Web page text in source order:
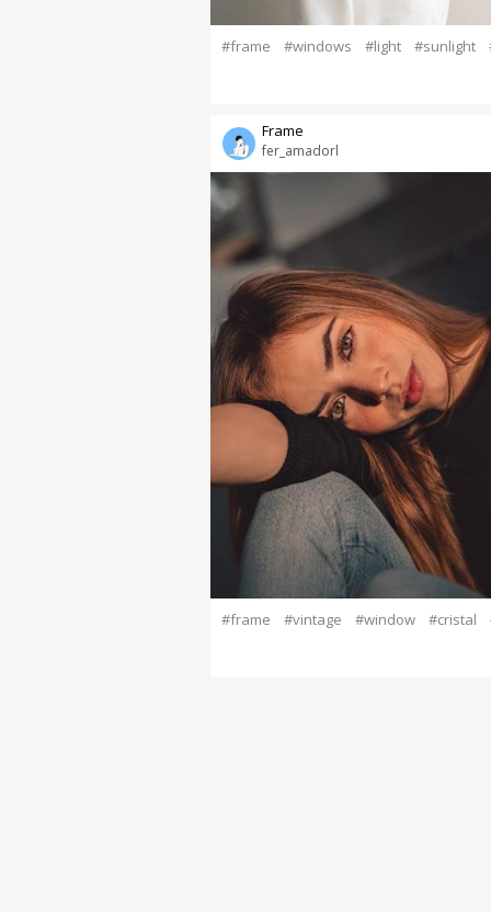
#frame #windows #light #sunlight
fer_amadorl
Frame
#frame #vintage #window #cristal